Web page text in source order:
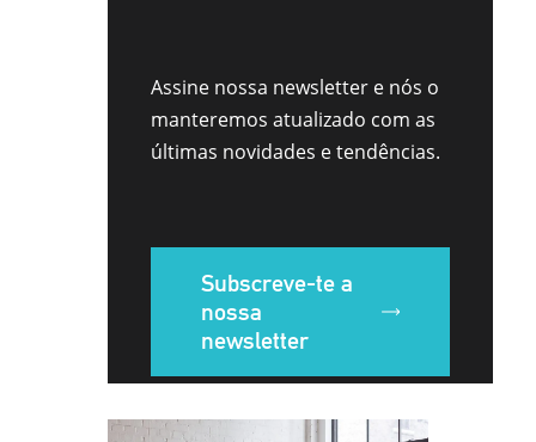
Assine nossa newsletter e nós o
manteremos atualizado com as
últimas novidades e tendências.
Subscreve-te a
nossa
newsletter